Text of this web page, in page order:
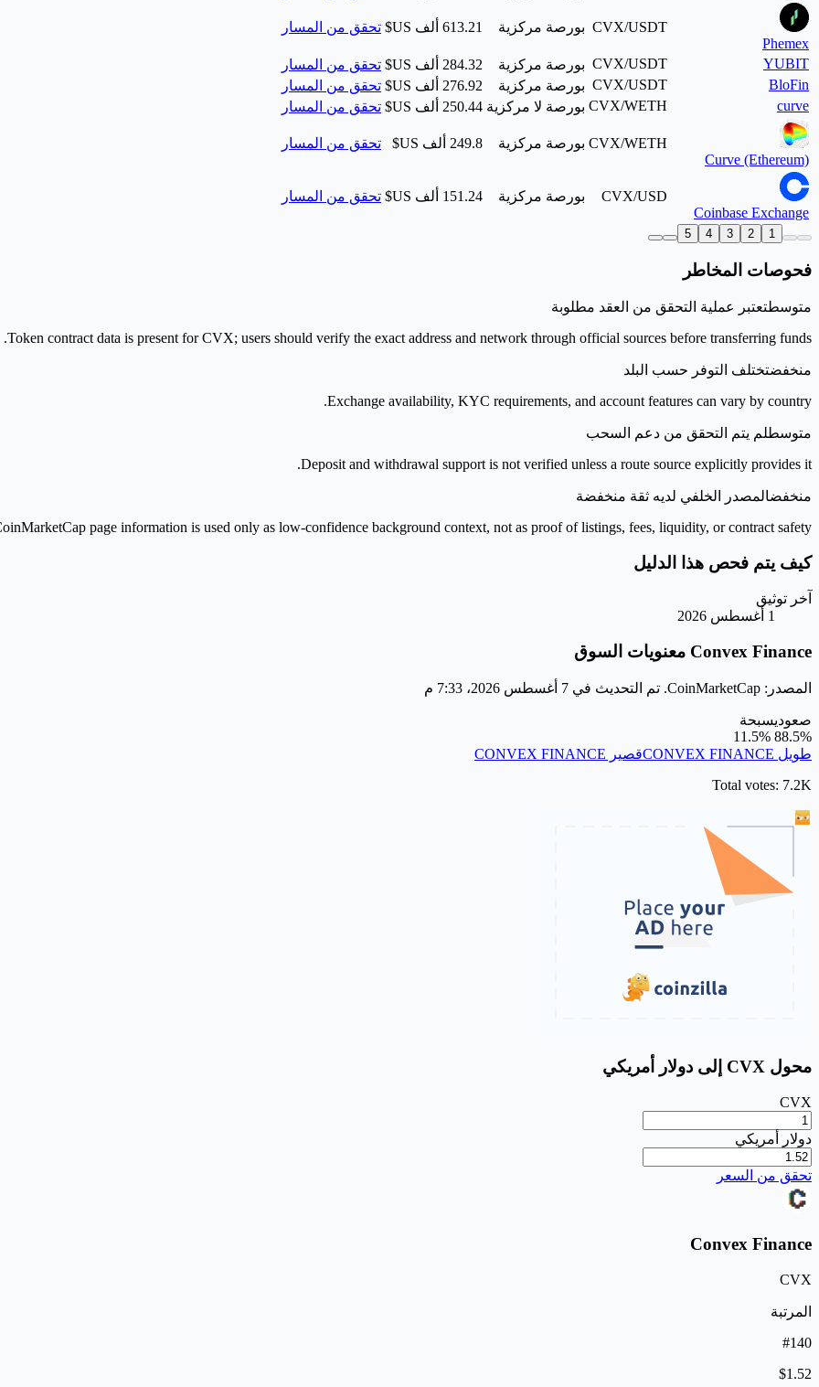
Phemex
CVX/USDT بورصة مركزية تحقق من المسار
YUBIT
CVX/USDT بورصة مركزية
تحقق من المسار
BloFin
CVX/USDT بورصة مركزية
تحقق من المسار
curve
CVX/WETH بورصة لا مركزية تحقق من المسار
Curve (Ethereum)
CVX/WETH بورصة مركزية تحقق من المسار
Coinbase Exchange
CVX/USD بورصة مركزية تحقق من المسار
1
2
3
4
5
فحوصات المخاطر
متوسطتعتبر عملية التحقق من العقد مطلوبة
Token contract data is present for CVX; users should verify the exact address and network through official sources before transferring funds.
منخفضتختلف التوفر حسب البلد
Exchange availability, KYC requirements, and account features can vary by country.
متوسطلم يتم التحقق من دعم السحب
Deposit and withdrawal support is not verified unless a route source explicitly provides it.
منخفضالمصدر الخلفي لديه ثقة منخفضة
page information is used only as low-confidence background context, not as proof of listings, fees, liquidity, or contract safety.
كيف يتم فحص هذا الدليل
آخر توثيق
1 أغسطس 2026
Convex Finance معنويات السوق
المصدر: CoinMarketCap. تم التحديث في 7 أغسطس 2026، 7:33 م
صعوديسبحة
88.5%
11.5%
طويل CONVEX FINANCE
قصير CONVEX FINANCE
Total votes: 7.2K
محول CVX إلى دولار أمريكي
CVX
دولار أمريكي
تحقق من السعر
Convex Finance
CVX
المرتبة
#140
$1.52